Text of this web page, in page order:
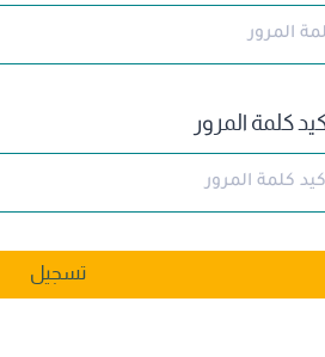
كلمة المرور
تسجيل